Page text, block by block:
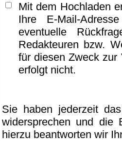
Mit dem Hochladen
Ihre E-Mail-
eventuelle
Redakteuren bzw.
für diesen Zweck zur
erfolgt nicht.
Sie haben jederzeit
widersprechen und die
hierzu beantworten wir